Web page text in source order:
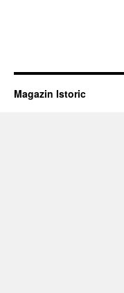
Magazin Istoric